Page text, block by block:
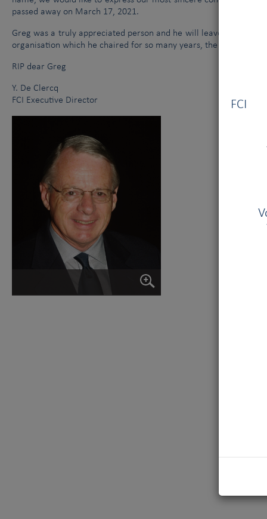
FCI
passed away on March 17, 2021.
Greg was a truly appreciated person and he will leave a huge
organisation which he chaired for so many years, the Kennel
RIP dear Greg
Y. De Clercq
FCI Executive Director